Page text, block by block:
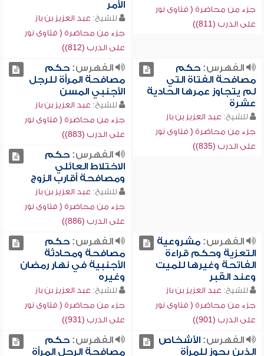
جزء من محاضرة ( فتاوى نور
على الدرب (811))
الأمر
للشيخ: عبد العزيز بن باز
جزء من محاضرة ( فتاوى نور
على الدرب (812))
الفهرس:حكم
مصافحة الفتاة التي
لم يتجاوز عمرها الحادية
عشرة
للشيخ: عبد العزيز بن باز
جزء من محاضرة ( فتاوى نور
على الدرب (835))
الفهرس:حكم
مصافحة المرأة للرجل
الأجنبي المسن
للشيخ: عبد العزيز بن باز
جزء من محاضرة ( فتاوى نور
على الدرب (883))
الفهرس:حكم
الاختلاط العائلي
ومصافحة أقارب الزوج
للشيخ: عبد العزيز بن باز
جزء من محاضرة ( فتاوى نور
على الدرب (886))
الفهرس:مشروعية
التعزية وحكم قراءة
الفاتحة وغيرها للميت
وعند القبر
للشيخ: عبد العزيز بن باز
جزء من محاضرة ( فتاوى نور
على الدرب (901))
الفهرس:حكم
مصافحة ومحادثة
الأجنبية في نهار رمضان
وغيره
للشيخ: عبد العزيز بن باز
جزء من محاضرة ( فتاوى نور
على الدرب (931))
الفهرس:الأشخاص
الذين يجوز للمرأة
الفهرس:حكم
مصافحة الرجل المرأة